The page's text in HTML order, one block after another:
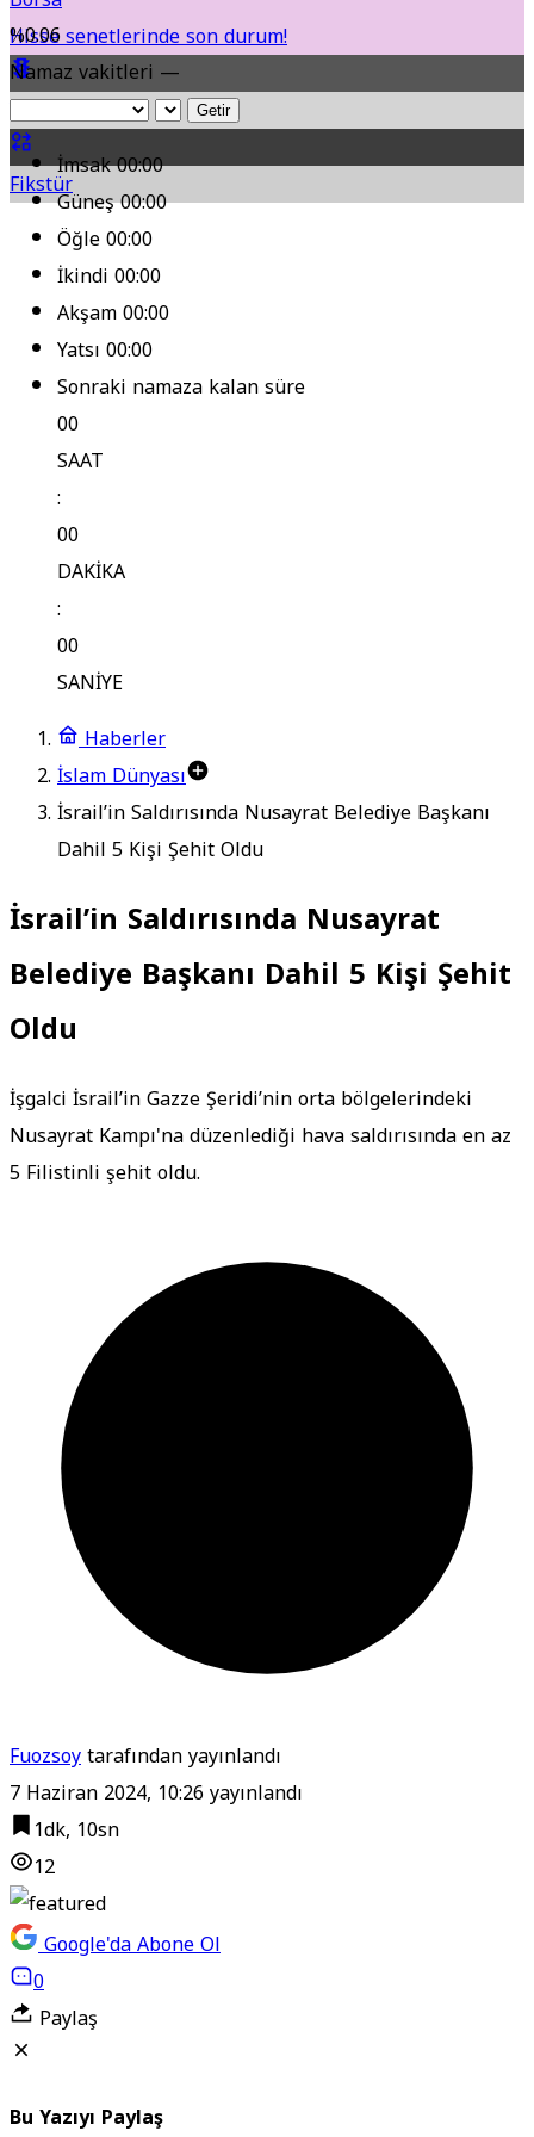
Hisse senetlerinde son durum!
Yol Durumu
Fikstür
%0.06
Namaz vakitleri —
Getir
İmsak00:00
Güneş00:00
Öğle00:00
İkindi00:00
Akşam00:00
Yatsı00:00
Sonraki namaza kalan süre
00
SAAT
:
00
DAKİKA
:
00
SANİYE
Haberler
İslam Dünyası
İsrail’in Saldırısında Nusayrat Belediye Başkanı
Dahil 5 Kişi Şehit Oldu
İsrail’in Saldırısında Nusayrat
Belediye Başkanı Dahil 5 Kişi Şehit
Oldu
İşgalci İsrail’in Gazze Şeridi’nin orta bölgelerindeki
Nusayrat Kampı'na düzenlediği hava saldırısında en az
5 Filistinli şehit oldu.
Fuozsoytarafından yayınlandı
7 Haziran 2024, 10:26yayınlandı
1dk, 10sn
12
Google'da Abone Ol
0
Paylaş
Bu Yazıyı Paylaş